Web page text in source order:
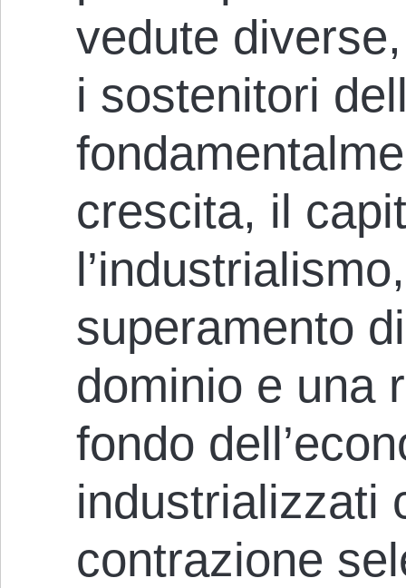
vedute
i sostenitori
crescita, il
superamento
dominio e una
fondo
industrializzati
contrazione